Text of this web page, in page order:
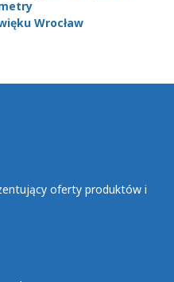
Wrocław
oferty produktów i